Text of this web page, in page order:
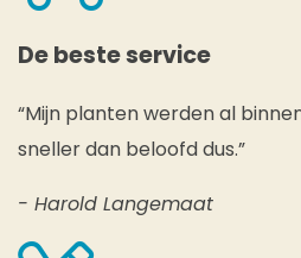
De beste service
“Mijn planten werden al
sneller dan beloofd dus.”
- Harold Langemaat